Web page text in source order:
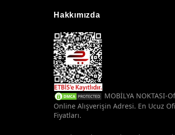
Hakkımızda
MOBİLYA NOKTASI-
Online Alışverişin Adresi. En Ucuz
Fiyatları.